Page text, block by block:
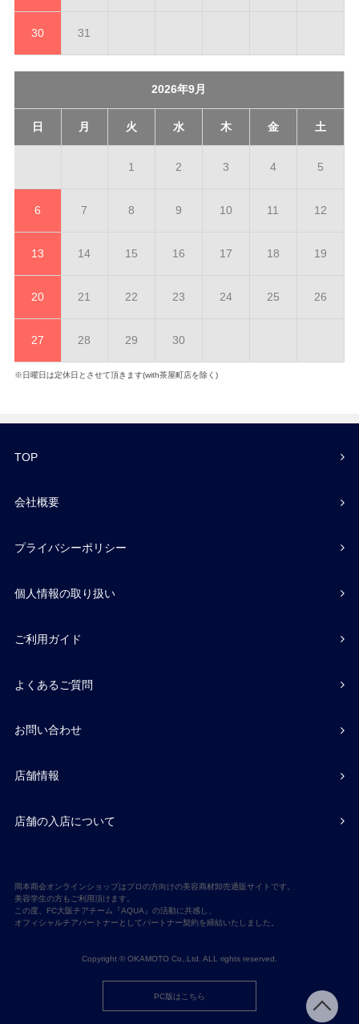
30 31
2026年9月
日 月 火 水 木 金 土
1 2 3 4 5
6 7 8 9 10 11 12
13 14 15 16 17 18 19
20 21 22 23 24 25 26
27 28 29 30
※日曜日は定休日とさせて頂きます(with茶屋町店を除く)
TOP
会社概要
プライバシーポリシー
個人情報の取り扱い
ご利用ガイド
よくあるご質問
お問い合わせ
店舗情報
店舗の入店について
岡本商会オンラインショップはプロの方向けの美容商材卸売通販サイトです。
美容学生の方もご利用頂けます。
この度、FC大阪チアチーム『AQUA』の活動に共感し、
オフィシャルチアパートナーとしてパートナー契約を締結いたしました。
Copyright © OKAMOTO Co,.Ltd. ALL rights reserved.
PC版はこちら